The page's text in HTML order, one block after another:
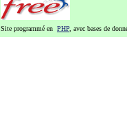
Site programmé en PHP , avec bases de